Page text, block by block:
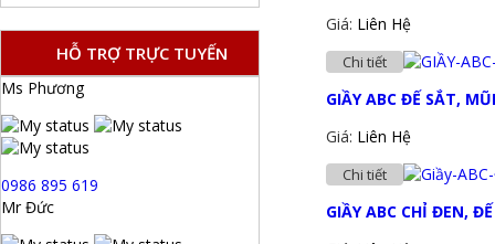
Giá: Liên Hệ
Chi tiết
GIẦY ABC ĐẾ SẮT,
Giá: Liên Hệ
Chi tiết
GIẦY ABC CHỈ ĐEN,
HỖ TRỢ TRỰC TUYẾN
Ms Phương
0986 895 619
Mr Đức